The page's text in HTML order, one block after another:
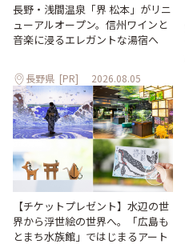
長野・浅間温泉「界 松本」がリニ
ューアルオープン。信州ワインと
音楽に浸るエレガントな湯宿へ
長野県 [PR] 2026.08.05
【チケットプレゼント】水辺の世
界から浮世絵の世界へ。「広島も
とまち水族館」ではじまるアート